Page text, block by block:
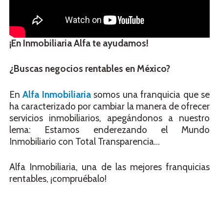
¡En Inmobiliaria Alfa te ayudamos!
¿Buscas negocios rentables en México?
En Alfa Inmobiliariasomos una franquicia que se
ha caracterizado por cambiar la manera de ofrecer
servicios inmobiliarios, apegándonos a nuestro
lema: Estamos enderezando el Mundo
Inmobiliario con Total Transparencia…
Alfa Inmobiliaria, una de las mejores franquicias
rentables, ¡compruébalo!